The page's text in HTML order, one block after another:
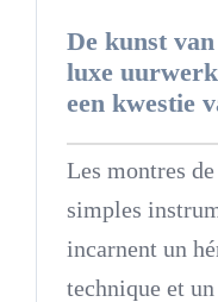
De kunst
luxe
een kwestie
Les montres
simples
incarnent un
technique et